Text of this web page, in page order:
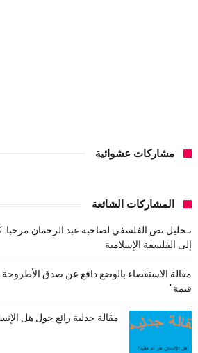
مشاركات عشوائية
المشاركات الشائعة
تـحليل نص الفلسفي لصاحبه عبد الرحمان مرحبا.
إلى الفلسفة الإسلامية
مقالة الاستقصاء بالوضع دافع عن صدق الأطروحة
قيمة"
مقالة جدلية رائع حول هل